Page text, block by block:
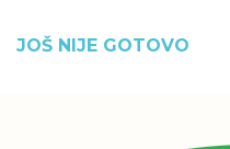
JOŠ NIJE GOTOVO